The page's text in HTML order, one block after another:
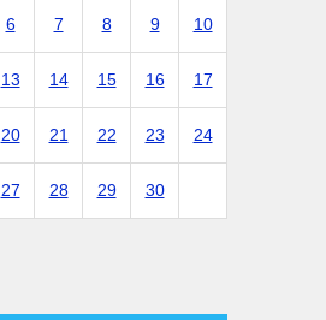
6 7 8 9 10
13 14 15 16 17
20 21 22 23 24
27 28 29 30